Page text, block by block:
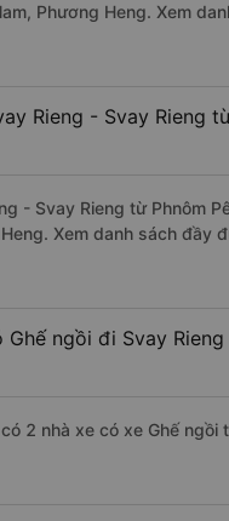
Phương Heng. Xem
Rieng - Svay Rieng
- Svay Rieng từ Phnôm
Xem danh sách đầy
ngồi đi Svay
2 nhà xe có xe Ghế ngồi